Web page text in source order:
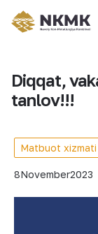
Diqqat,
tanlov!!!
Matbuot xizmati
8November2023